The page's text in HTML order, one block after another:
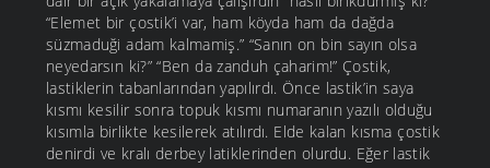
“Elemet bir çostik’i var, ham köyda ham da dağda
süzmaduği adam kalmamiş.” “Sanın on bin sayın olsa
neyedarsın ki?” “Ben da zanduh çaharim!” Çostik,
lastiklerin tabanlarından yapılırdı. Önce lastik’in saya
kısmı kesilir sonra topuk kısmı numaranın yazılı olduğu
kısımla birlikte kesilerek atılırdı. Elde kalan kısma çostik
denirdi ve kralı derbey latiklerinden olurdu. Eğer lastik